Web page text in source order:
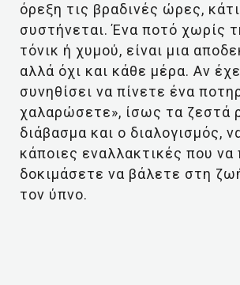
όρεξη τις βραδινές ώρες,
συστήνεται. Ένα ποτό χωρίς
τόνικ ή χυμού, είναι μια
αλλά όχι και κάθε μέρα. Αν
συνηθίσει να πίνετε ένα
χαλαρώσετε», ίσως τα ζεστά
διάβασμα και ο διαλογισμός,
κάποιες εναλλακτικές που να
δοκιμάσετε να βάλετε στη
τον ύπνο.